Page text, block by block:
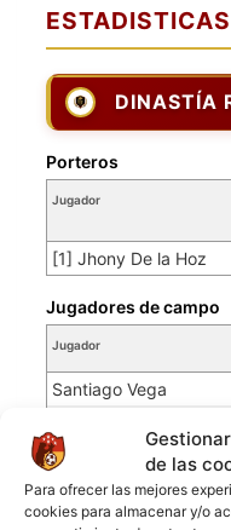
de las
Para ofrecer las mejores
cookies para almacenar y/o
DINASTÍA
Jugador
[1] Jhony De la Hoz
Porteros
Jugador
Santiago Vega
Fredy Anderson
[3] Daniel Felipe
[4] Luis Mosquera
Jugadores de campo